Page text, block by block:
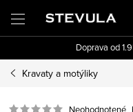
obsah
Doprava od
Kravaty a motýliky
Neohodnotené